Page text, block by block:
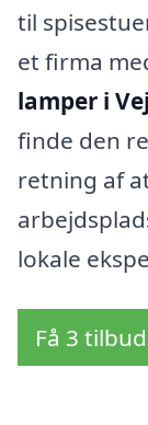
til
et firma
lamper i
finde den
retning af
lokale
Få 3